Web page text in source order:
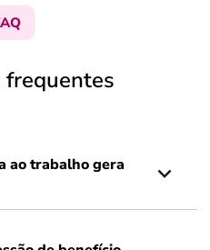
frequentes
ao trabalho gera